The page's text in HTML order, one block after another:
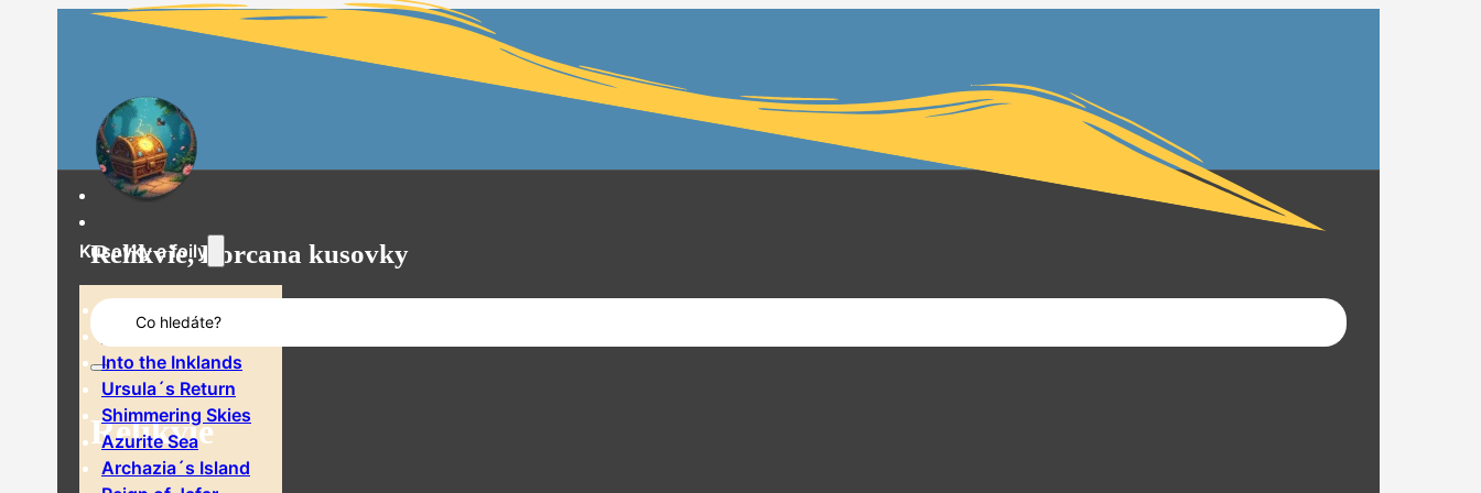
Relikvie, Lorcana kusovky
Search
...
Relikvie
Kusovky a foily
Rise of the Floodborn
Into the Inklands
Ursula´s Return
Shimmering Skies
Azurite Sea
Archazia´s Island